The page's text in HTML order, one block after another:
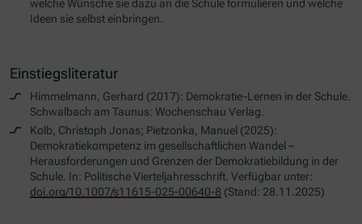
welche Wünsche sie dazu an die Schule formulieren und welche
Ideen sie selbst einbringen.
Einstiegsliteratur
Himmelmann, Gerhard (2017): Demokratie-Lernen in der Schule.
Schwalbach am Taunus: Wochenschau Verlag.
Kolb, Christoph Jonas; Pietzonka, Manuel (2025):
Demokratiekompetenz im gesellschaftlichen Wandel –
Herausforderungen und Grenzen der Demokratiebildung in der
Schule. In: Politische Vierteljahresschrift. Verfügbar unter:
doi.org/10.1007/s11615-025-00640-8 (Stand: 28.11.2025)